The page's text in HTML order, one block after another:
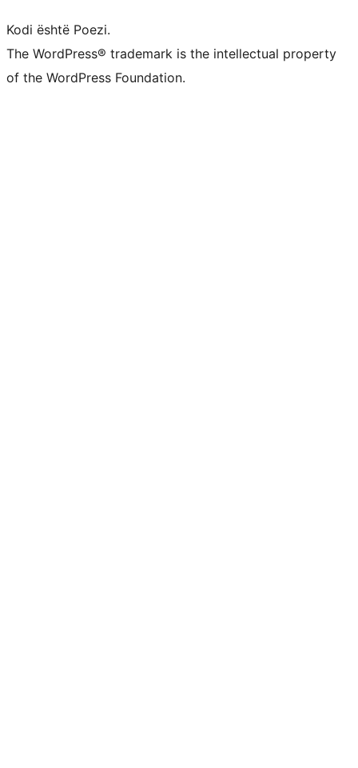
Kodi është Poezi.
The WordPress® trademark is the intellectual property
of the WordPress Foundation.